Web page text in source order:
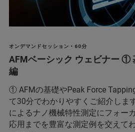
オンデマンドセッション • 60分
AFMベーシック ウェビナー ①
編
① AFMの基礎やPeak Force
て30分でわかりやすくご紹介し
によるナノ機械特性測定にフォー
応用までを豊富な測定例を交えて